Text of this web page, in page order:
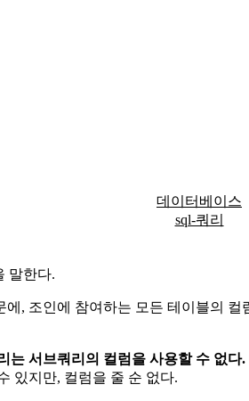
데이터베이스
sql-쿼리
말한다.
, 조인에 참여하는 모든 테이블의
는 서브쿼리의 컬럼을 사용할 수 없다.
있지만, 컬럼을 줄 순 없다.